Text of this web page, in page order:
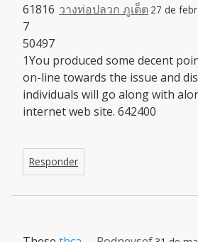
วางท่อปลวก ภูเด็ต 27 de
61816
7
50497
1You produced some decent
on-line towards the issue and
individuals will go along with
internet web site. 642400
Responder